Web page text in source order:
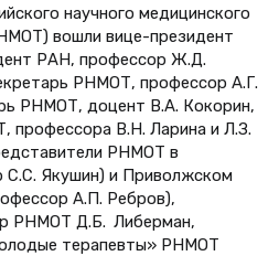
научного медицинского
вошли вице-президент
РАН, профессор Ж.Д.
РНМОТ, профессор А.Г.
РНМОТ, доцент В.А. Кокорин,
профессора В.Н. Ларина и Л.З.
РНМОТ в
С.С. Якушин) и Приволжском
А.П. Ребров),
РНМОТ Д.Б. Либерман,
терапевты» РНМОТ